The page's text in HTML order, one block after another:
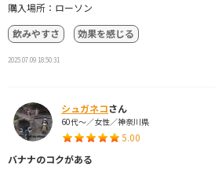
購入場所：ローソン
飲みやすさ
効果を感じる
2025.07.09 18:50:31
シュガネコさん
60代～／女性／神奈川県
5.00
バナナのコクがある